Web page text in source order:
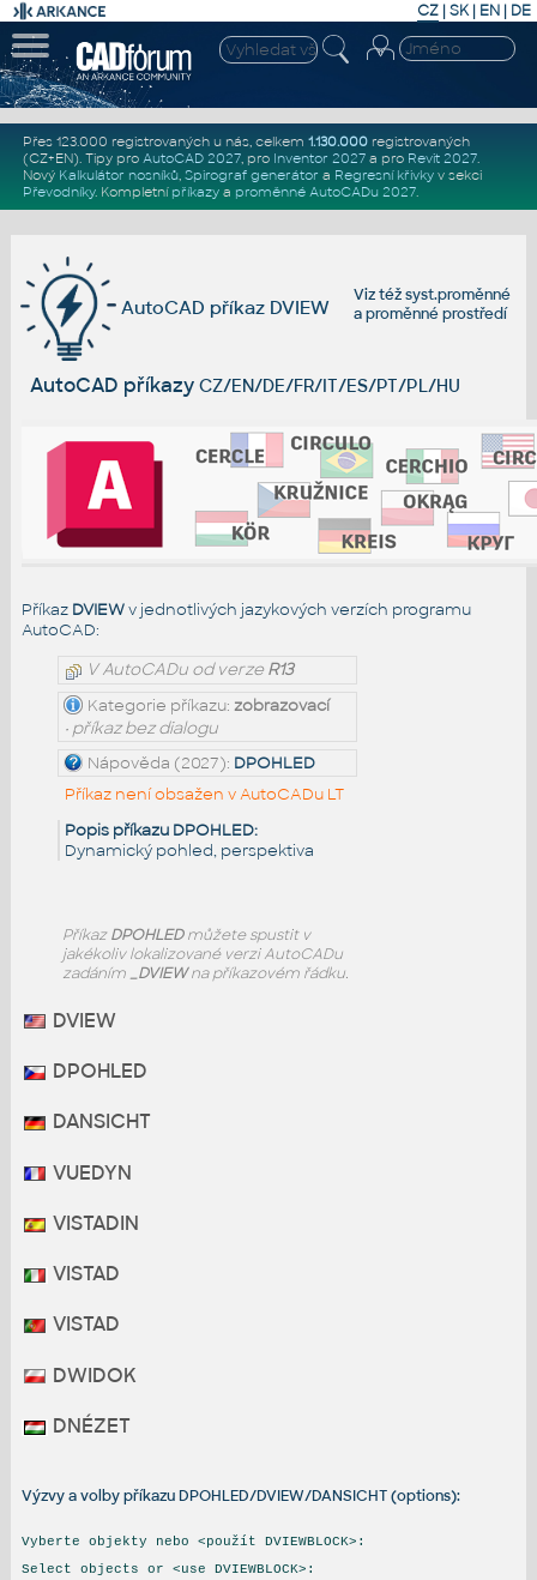
CZ | SK| EN | DE
Přes 123.000 registrovaných u nás, celkem 1.130.000registrovaných
(CZ+EN). Tipy pro AutoCAD 2027, pro Inventor 2027a pro Revit 2027.
Nový Kalkulátor nosníků, Spirograf generátor a Regresní křivkyv sekci
Převodníky. Kompletní příkazya proměnné AutoCADu 2027.
Viz téžsyst.proměnné
aproměnné prostředí
AutoCAD příkaz DVIEW
AutoCAD příkazy CZ/EN/DE/FR/IT/ES/PT/PL/HU
Příkaz DVIEWv jednotlivých jazykových verzích programu
AutoCAD:
V AutoCADu od verzeR13
Kategorie příkazu: zobrazovací
• příkaz bez dialogu
Nápověda (2027): DPOHLED
Příkaz není obsažen v AutoCADu LT
Popis příkazu DPOHLED:
Dynamický pohled, perspektiva
PříkazDPOHLEDmůžete spustit v
jakékoliv lokalizované verzi AutoCADu
zadáním _DVIEWna příkazovém řádku.
DVIEW
DPOHLED
DANSICHT
VUEDYN
VISTADIN
VISTAD
VISTAD
DWIDOK
DNÉZET
Výzvy a volby příkazu DPOHLED/DVIEW/DANSICHT (options):
Vyberte objekty nebo <použít DVIEWBLOCK>:
Select objects or <use DVIEWBLOCK>: